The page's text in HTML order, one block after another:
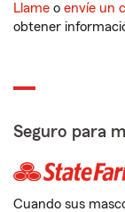
Llame o envíe un
obtener
Seguro para
Cuando sus